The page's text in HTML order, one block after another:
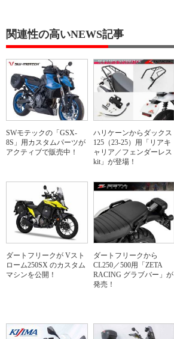
関連性の高いNEWS記事
SWモテックの「GSX-
8S」用カスタムパーツが
アクティブで販売中！
ハリケーンからダックス
125（23-25）用「リアキ
ャリア／フェンダーレス
kit」が登場！
ダートフリークが Vスト
ローム250SX のカスタム
マシンを公開！
ダートフリークから
CL250／500用「ZETA
RACING グラブバー」が
発売！